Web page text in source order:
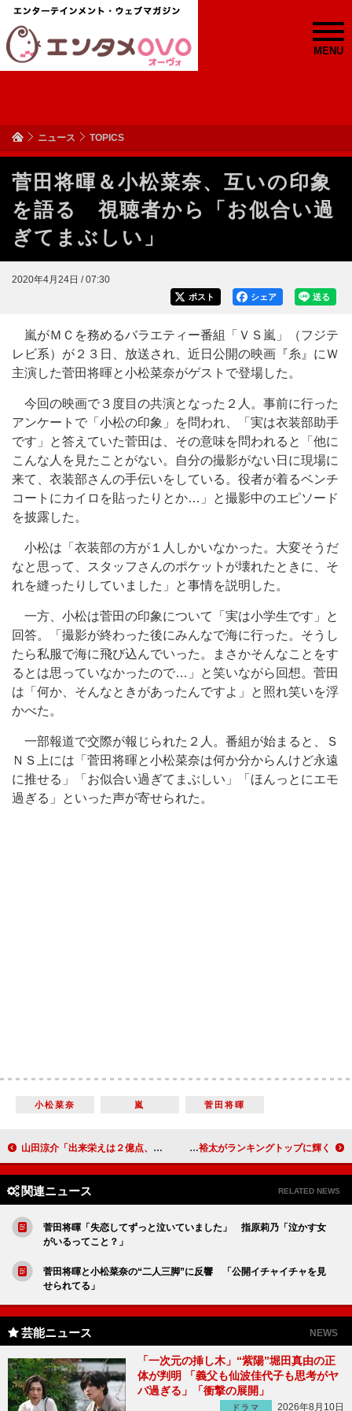
MENU
ニュース TOPICS
菅田将暉＆小松菜奈、互いの印象
を語る 視聴者から「お似合い過
ぎてまぶしい」
2020年4月24日 / 07:30
送る
シェア
ポスト
嵐がＭＣを務めるバラエティー番組「ＶＳ嵐」（フジテ
レビ系）が２３日、放送され、近日公開の映画『糸』にＷ
主演した菅田将暉と小松菜奈がゲストで登場した。
今回の映画で３度目の共演となった２人。事前に行った
アンケートで「小松の印象」を問われ、「実は衣装部助手
です」と答えていた菅田は、その意味を問われると「他に
こんな人を見たことがない。自分の撮影がない日に現場に
来て、衣装部さんの手伝いをしている。役者が着るベンチ
コートにカイロを貼ったりとか…」と撮影中のエピソード
を披露した。
小松は「衣装部の方が１人しかいなかった。大変そうだ
なと思って、スタッフさんのポケットが壊れたときに、そ
れを縫ったりしていました」と事情を説明した。
一方、小松は菅田の印象について「実は小学生です」と
回答。「撮影が終わった後にみんなで海に行った。そうし
たら私服で海に飛び込んでいった。まさかそんなことをす
るとは思っていなかったので…」と笑いながら回想。菅田
は「何か、そんなときがあったんですよ」と照れ笑いを浮
かべた。
一部報道で交際が報じられた２人。番組が始まると、Ｓ
ＮＳ上には「菅田将暉と小松菜奈は何か分からんけど永遠
に推せる」「お似合い過ぎてまぶしい」「ほんっとにエモ
過ぎる」といった声が寄せられた。
小松菜奈 嵐 菅田将暉
山田涼介「出来栄えは２億点、いや、３億点です」 サーティーワンと“コラボフレーバー”を開発 キスマイ、カップルの「言った」「言わない」に解決策 玉森裕太がランキングトップに輝く
関連ニュース RELATED NEWS
菅田将暉「失恋してずっと泣いていました」 指原莉乃「泣かす女
がいるってこと？」
菅田将暉と小松菜奈の“二人三脚”に反響 「公開イチャイチャを見
せられてる」
芸能ニュース NEWS
「一次元の挿し木」“紫陽”堀田真由の正
体が判明 「義父も仙波佳代子も思考がヤ
バ過ぎる」「衝撃の展開」
ドラマ 2026年8月10日